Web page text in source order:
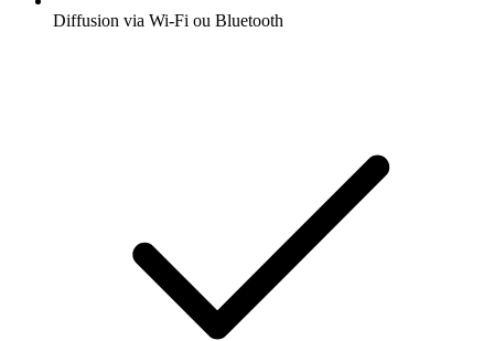
Diffusion via Wi-Fi ou Bluetooth